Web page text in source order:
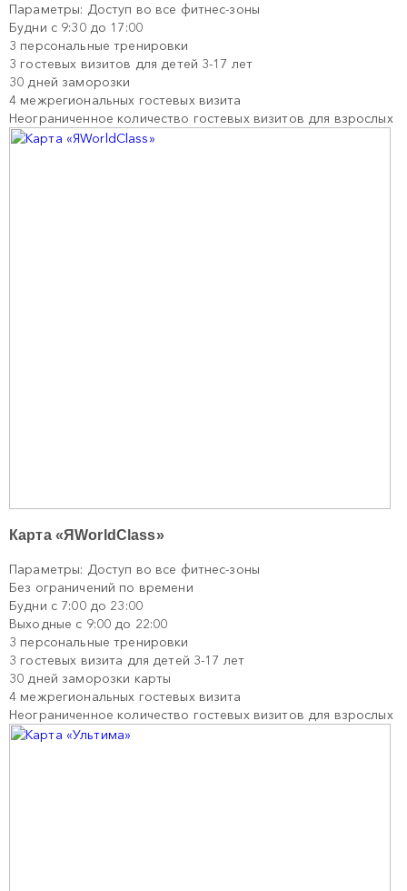
Параметры: Доступ во все фитнес-зоны
Будни с 9:30 до 17:00
3 персональные тренировки
3 гостевых визитов для детей 3-17 лет
30 дней заморозки
4 межрегиональных гостевых визита
Неограниченное количество гостевых визитов для взрослых
Карта «ЯWorldClass»
Параметры: Доступ во все фитнес-зоны
Без ограничений по времени
Будни с 7:00 до 23:00
Выходные с 9:00 до 22:00
3 персональные тренировки
3 гостевых визита для детей 3-17 лет
30 дней заморозки карты
4 межрегиональных гостевых визита
Неограниченное количество гостевых визитов для взрослых